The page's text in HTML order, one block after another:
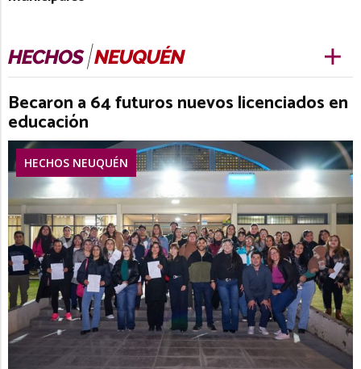
Becaron a 64 futuros nuevos licenciados en
educación
HECHOS NEUQUÉN